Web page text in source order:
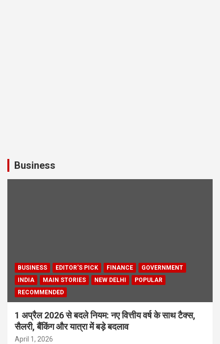
Business
BUSINESS EDITOR'S PICK FINANCE
GOVERNMENT
INDIA
MAIN STORIES NEW DELHI
POPULAR
RECOMMENDED
1 अप्रैल 2026 से बदले नियम: नए वित्तीय वर्ष के साथ टैक्स,
सैलरी, बैंकिंग और यात्रा में बड़े बदलाव
April 1, 2026